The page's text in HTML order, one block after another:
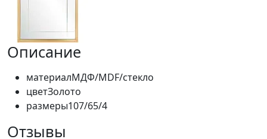
Описание
материалМДФ/MDF/стекло
цветЗолото
размеры107/65/4
Отзывы